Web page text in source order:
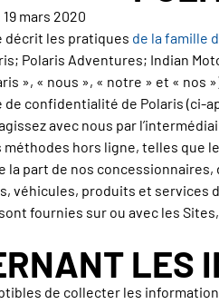
mars 2020
décrit les pratiques de la famille
Polaris Adventures; Indian
», « nous », « notre » et « nos
de confidentialité de Polaris (ci-
avec nous par
méthodes hors ligne, telles que
la part de nos
véhicules, produits et services
fournies sur ou avec les
LES
de collecter les